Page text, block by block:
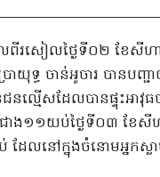
ពីរសៀលថ្ងៃទី០២ ខែសីហ
ាយុទ្ធ ចាន់អូចារ បានបញ្ជ
ជនល្មើសដែលបានផ្ទុះអាវុធ
ង១១យប់ថ្ងៃទី០៣ ខែសីហ
ដែលនៅក្នុងចំនោមអ្នកស្ល